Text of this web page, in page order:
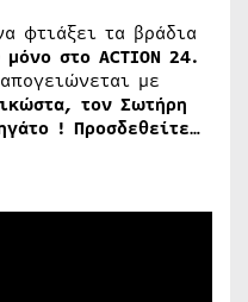
φτιάξει τα βράδια
μόνο στο ACTION 24.
με
τον Σωτήρη
! Προσδεθείτε…